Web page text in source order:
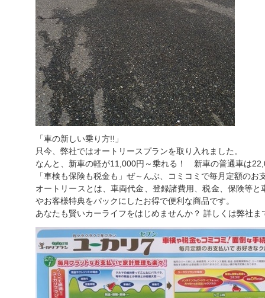
「車の新しい乗り方!!」
只今、弊社ではオートリースプランを取り入れました。
なんと、新車の軽が11,000円～乗れる！ 新車の普通車は
「車検も保険も税金も」ぜ～んぶ、コミコミで毎月定額の
オートリースとは、車両代金、登録諸費用、税金、保険等
やお客様特典をパックにしたお得で便利な商品です。
あなたも賢いカーライフをはじめませんか？ 詳しくは弊社